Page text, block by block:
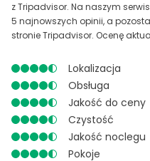
z Tripadvisor. Na naszym
5 najnowszych opinii, a
stronie Tripadvisor. Ocenę
Lokalizacja
Obsługa
Jakość do ceny
Czystość
Jakość noclegu
Pokoje